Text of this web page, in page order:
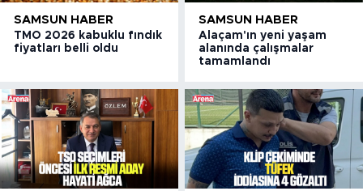
SAMSUN HABER
TMO 2026 kabuklu fındık
fiyatları belli oldu
SAMSUN HABER
Alaçam'ın yeni yaşam
alanında çalışmalar
tamamlandı